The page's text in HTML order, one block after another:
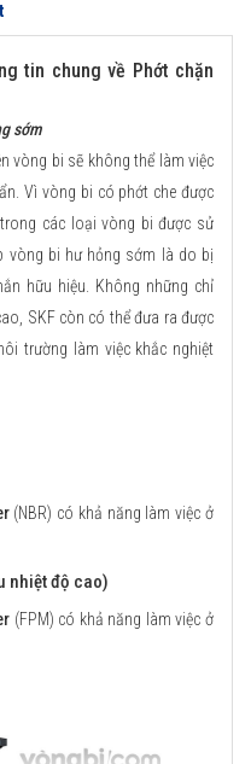
tin chung về Phớt chặn
sớm
vòng bi sẽ không thể làm việc
Vì vòng bi có phớt che được
các loại vòng bi được sử
vòng bi hư hỏng sớm là do bị
hữu hiệu. Không những chỉ
SKF còn có thể đưa ra được
trường làm việc khắc nghiệt
(NBR) có khả năng làm việc ở
nhiệt độ cao)
(FPM) có khả năng làm việc ở